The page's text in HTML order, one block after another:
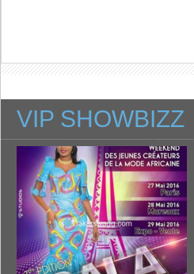
VIP SHOWBIZZ